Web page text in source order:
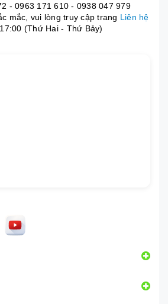
- 0963 171 610 - 0938 047 979
mắc, vui lòng truy cập trang Liên hệ
(Thứ Hai - Thứ Bảy)